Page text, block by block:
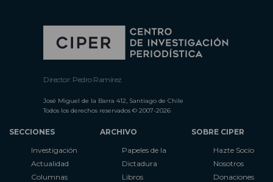
Director: Pedro Ramírez
José Miguel de la Barra 412, Santiago de Chile
Todos los derechos reservados © 2007-2026
SECCIONES
Investigación
Actualidad
Columnas
ARCHIVO
Papeles de la
Dictadura
Libros
SOBRE CIPER
Hazte Socio
Nosotros
Donaciones